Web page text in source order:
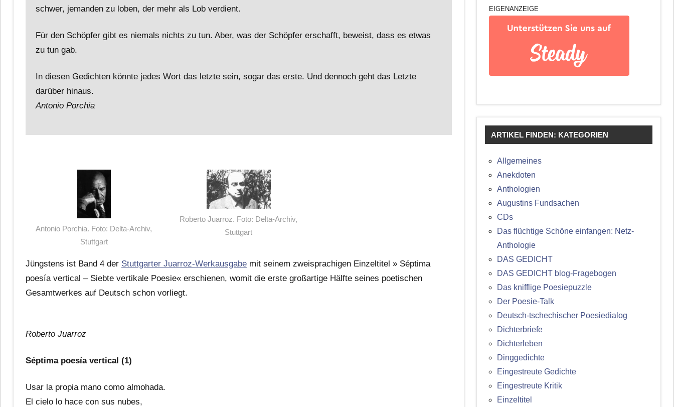
schwer, jemanden zu loben, der mehr als Lob verdient.
Für den Schöpfer gibt es niemals nichts zu tun. Aber, was der Schöpfer erschafft, beweist, dass es etwas
zu tun gab.
In diesen Gedichten könnte jedes Wort das letzte sein, sogar das erste. Und dennoch geht das Letzte
darüber hinaus.
Antonio Porchia
Antonio Porchia. Foto: Delta-Archiv,
Stuttgart
Roberto Juarroz. Foto: Delta-Archiv,
Stuttgart
Jüngstens ist Band 4 der Stuttgarter Juarroz-Werkausgabe mit seinem zweisprachigen Einzeltitel » Séptima
poesía vertical – Siebte vertikale Poesie« erschienen, womit die erste großartige Hälfte seines poetischen
Gesamtwerkes auf Deutsch schon vorliegt.
Roberto Juarroz
Séptima poesía vertical (1)
Usar la propia mano como almohada.
El cielo lo hace con sus nubes,
EIGENANZEIGE
ARTIKEL FINDEN: KATEGORIEN
Allgemeines
Anekdoten
Anthologien
Augustins Fundsachen
CDs
Das flüchtige Schöne einfangen: Netz-
Anthologie
DAS GEDICHT
DAS GEDICHT blog-Fragebogen
Das knifflige Poesiepuzzle
Der Poesie-Talk
Deutsch-tschechischer Poesiedialog
Dichterbriefe
Dichterleben
Dinggedichte
Eingestreute Gedichte
Eingestreute Kritik
Einzeltitel